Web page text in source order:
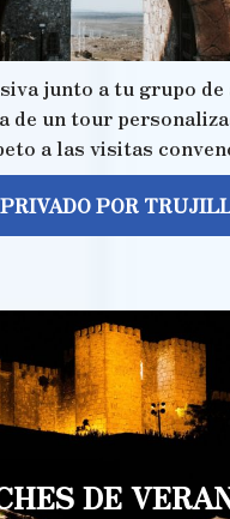
junto a tu grupo de
de un tour
a las visitas
POR
DE